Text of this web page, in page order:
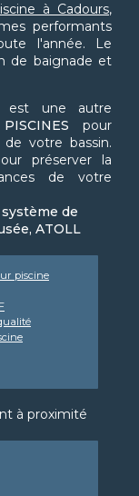
à Cadours,
performants
l'année. Le
de baignade et
une autre
pour
votre bassin.
préserver la
de votre
de
ATOLL
piscine
à proximité